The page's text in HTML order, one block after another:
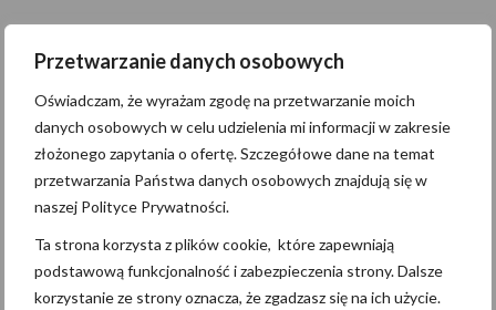
Przetwarzanie danych osobowych
Oświadczam, że wyrażam zgodę na przetwarzanie moich
danych osobowych w celu udzielenia mi informacji w zakresie
złożonego zapytania o ofertę. Szczegółowe dane na temat
przetwarzania Państwa danych osobowych znajdują się w
naszej Polityce Prywatności.
Ta strona korzysta z plików cookie, które zapewniają
podstawową funkcjonalność i zabezpieczenia strony. Dalsze
korzystanie ze strony oznacza, że zgadzasz się na ich użycie.
Wyślij wiadomość
Administratorem danych osobowych jest Pomerania Nieruchomości z
siedzibą przy M.Niedziałkowskiego 21/101, 71-410 Szczecin
(“Administrator”), z którym można się skontaktować przez adres
biuro@pomerania.szczecin.pl…czytaj więcej
Szukaj